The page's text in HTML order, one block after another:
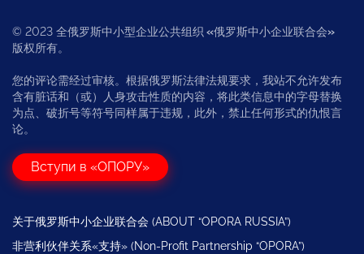
© 2023 全俄罗斯中小型企业公共组织 «俄罗斯中小企业联合会»
版权所有。
您的评论需经过审核。根据俄罗斯法律法规要求，我站不允许发布
含有脏话和（或）人身攻击性质的内容，将此类信息中的字母替换
为点、破折号等符号同样属于违规，此外，禁止任何形式的仇恨言
论。
Вступи в «ОПОРУ»
关于俄罗斯中小企业联合会 (ABOUT “OPORA RUSSIA”)
非营利伙伴关系«支持» (Non-Profit Partnership “OPORA”)